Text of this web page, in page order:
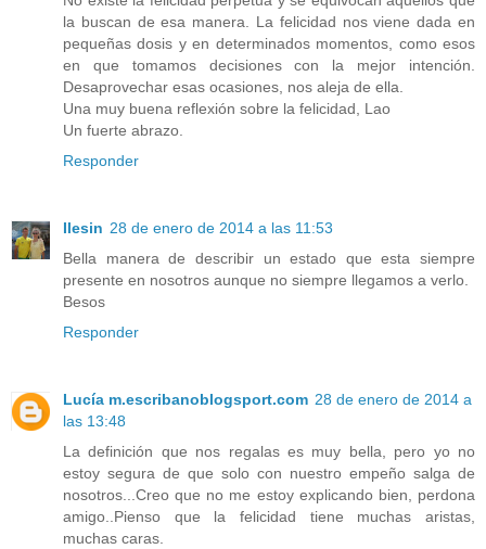
la buscan de esa manera. La felicidad nos viene dada en
pequeñas dosis y en determinados momentos, como esos
en que tomamos decisiones con la mejor intención.
Desaprovechar esas ocasiones, nos aleja de ella.
Una muy buena reflexión sobre la felicidad, Lao
Un fuerte abrazo.
Responder
Ilesin 28 de enero de 2014 a las 11:53
Bella manera de describir un estado que esta siempre
presente en nosotros aunque no siempre llegamos a verlo.
Besos
Responder
Lucía m.escribanoblogsport.com 28 de enero de 2014 a
las 13:48
La definición que nos regalas es muy bella, pero yo no
estoy segura de que solo con nuestro empeño salga de
nosotros...Creo que no me estoy explicando bien, perdona
amigo..Pienso que la felicidad tiene muchas aristas,
muchas caras.